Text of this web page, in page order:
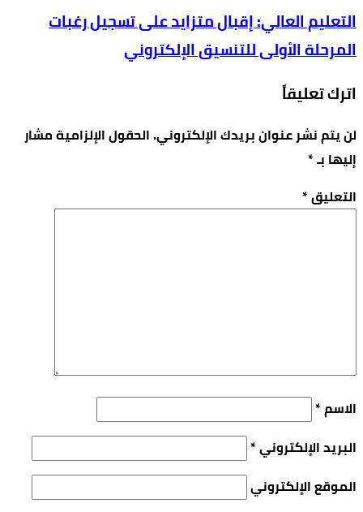
التعليم العالي: إقبال متزايد على تسجيل رغبات
المرحلة الأولى للتنسيق الإلكتروني
اترك تعليقاً
لن يتم نشر عنوان بريدك الإلكتروني.الحقول الإلزامية مشار
إليها بـ*
التعليق*
الاسم*
البريد الإلكتروني*
الموقع الإلكتروني